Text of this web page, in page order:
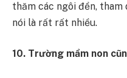
thăm các ngôi đền,
nói là rất rất nhiều.
10. Trường mầm non